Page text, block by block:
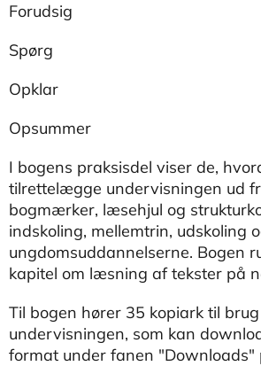
Forudsig
Spørg
Opklar
Opsummer
I bogens praksisdel viser de,
tilrettelægge undervisningen ud
bogmærker, læsehjul og
indskoling, mellemtrin, udskoling
ungdomsuddannelserne. Bogen
kapitel om læsning af tekster på
Til bogen hører 35 kopiark til
undervisningen, som kan
format under fanen "Downloads"